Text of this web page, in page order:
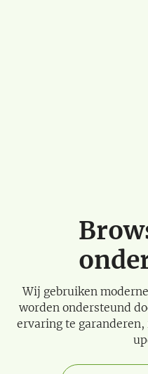
Wij gebruiken
worden ondersteund
ervaring te garanderen,